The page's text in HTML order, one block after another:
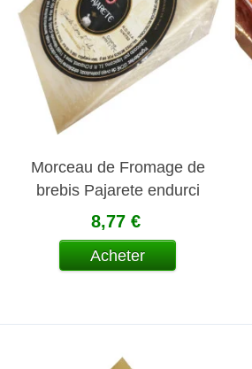
Morceau de Fromage de
brebis Pajarete endurci
8,77 €
Acheter